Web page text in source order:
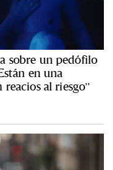
sobre un pedófilo
en una
al riesgo”